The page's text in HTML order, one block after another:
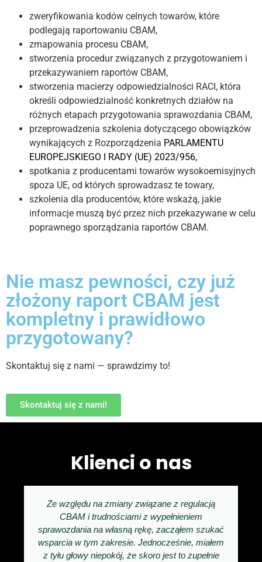
zweryfikowania kodów celnych towarów, które
podlegają raportowaniu CBAM,
zmapowania procesu CBAM,
stworzenia procedur związanych z przygotowaniem i
przekazywaniem raportów CBAM,
stworzenia macierzy odpowiedzialności RACI, która
określi odpowiedzialność konkretnych działów na
różnych etapach przygotowania sprawozdania CBAM,
przeprowadzenia szkolenia dotyczącego obowiązków
wynikających z Rozporządzenia PARLAMENTU
EUROPEJSKIEGO I RADY (UE) 2023/956,
spotkania z producentami towarów wysokoemisyjnych
spoza UE, od których sprowadzasz te towary,
szkolenia dla producentów, które wskażą, jakie
informacje muszą być przez nich przekazywane w celu
poprawnego sporządzania raportów CBAM.
Nie masz pewności, czy już
złożony raport CBAM jest
kompletny i prawidłowo
przygotowany?
Skontaktuj się z nami — sprawdzimy to!
Skontaktuj się z nami!
Klienci o nas
Ze względu na zmiany związane z regulacją
CBAM i trudnościami z wypełnieniem
sprawozdania na własną rękę, zacząłem szukać
wsparcia w tym zakresie. Jednocześnie, miałem
z tyłu głowy niepokój, że skoro jest to zupełnie